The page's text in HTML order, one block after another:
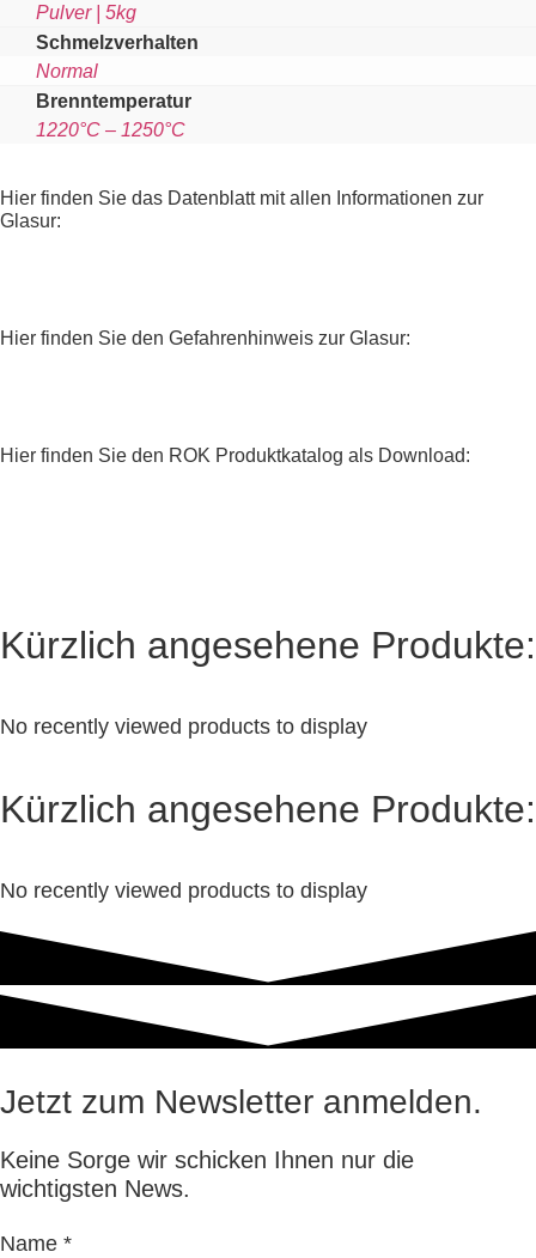
Pulver | 5kg
Schmelzverhalten
Normal
Brenntemperatur
1220°C – 1250°C
Hier finden Sie das Datenblatt mit allen Informationen zur
Glasur:
Hier finden Sie den Gefahrenhinweis zur Glasur:
Hier finden Sie den ROK Produktkatalog als Download:
Kürzlich angesehene Produkte:
No recently viewed products to display
Kürzlich angesehene Produkte:
No recently viewed products to display
Jetzt zum Newsletter anmelden.
Keine Sorge wir schicken Ihnen nur die
wichtigsten News.
Name *